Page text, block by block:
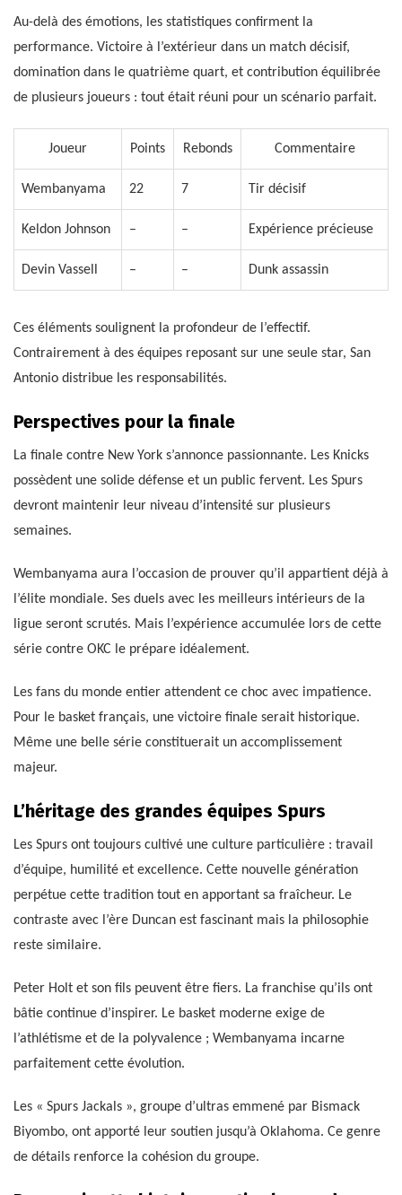
Au-delà des émotions, les statistiques confirment la
performance. Victoire à l’extérieur dans un match décisif,
domination dans le quatrième quart, et contribution équilibrée
de plusieurs joueurs : tout était réuni pour un scénario parfait.
Joueur Points Rebonds Commentaire
Wembanyama 22 7 Tir décisif
Keldon Johnson – – Expérience précieuse
Devin Vassell – – Dunk assassin
Ces éléments soulignent la profondeur de l’effectif.
Contrairement à des équipes reposant sur une seule star, San
Antonio distribue les responsabilités.
Perspectives pour la finale
La finale contre New York s’annonce passionnante. Les Knicks
possèdent une solide défense et un public fervent. Les Spurs
devront maintenir leur niveau d’intensité sur plusieurs
semaines.
Wembanyama aura l’occasion de prouver qu’il appartient déjà à
l’élite mondiale. Ses duels avec les meilleurs intérieurs de la
ligue seront scrutés. Mais l’expérience accumulée lors de cette
série contre OKC le prépare idéalement.
Les fans du monde entier attendent ce choc avec impatience.
Pour le basket français, une victoire finale serait historique.
Même une belle série constituerait un accomplissement
majeur.
L’héritage des grandes équipes Spurs
Les Spurs ont toujours cultivé une culture particulière : travail
d’équipe, humilité et excellence. Cette nouvelle génération
perpétue cette tradition tout en apportant sa fraîcheur. Le
contraste avec l’ère Duncan est fascinant mais la philosophie
reste similaire.
Peter Holt et son fils peuvent être fiers. La franchise qu’ils ont
bâtie continue d’inspirer. Le basket moderne exige de
l’athlétisme et de la polyvalence ; Wembanyama incarne
parfaitement cette évolution.
Les « Spurs Jackals », groupe d’ultras emmené par Bismack
Biyombo, ont apporté leur soutien jusqu’à Oklahoma. Ce genre
de détails renforce la cohésion du groupe.